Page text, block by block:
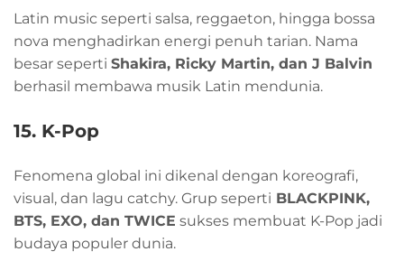
Latin music seperti salsa, reggaeton, hingga bossa
nova menghadirkan energi penuh tarian. Nama
besar seperti Shakira, Ricky Martin, dan J Balvin
berhasil membawa musik Latin mendunia.
15. K-Pop
Fenomena global ini dikenal dengan koreografi,
visual, dan lagu catchy. Grup seperti BLACKPINK,
BTS, EXO, dan TWICE sukses membuat K-Pop jadi
budaya populer dunia.